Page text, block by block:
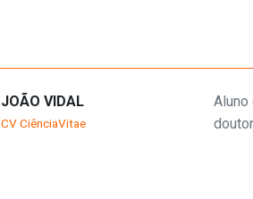
JOÃO VIDAL
CV CiênciaVitae
Aluno